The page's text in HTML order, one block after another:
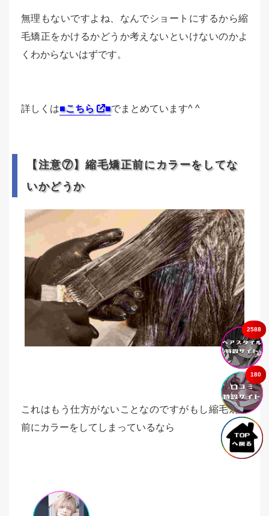
無理もないですよね、なんでショートにするから縮
毛矯正をかけるかどうか考えないといけないのかよ
くわからないはずです。
詳しくは■こちら ■でまとめています^ ^
【注意⑦】縮毛矯正前にカラーをしてな
いかどうか
これはもう仕方がないことなのですがもし縮毛矯正
前にカラーをしてしまっているなら
した気分
180
2588